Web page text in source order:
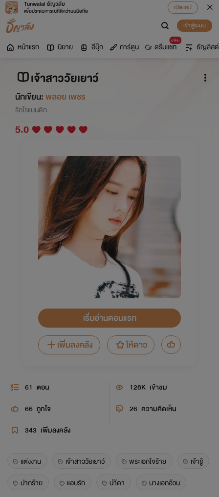
Tunwalai ธัญวลัย
เพื่อประสบการณ์ที่ดีกว่าบนมือถือ
เปิดแอป
เข้าสู่ระบบ
หน้าแรก นิยาย อีบุ๊ก การ์ตูน
มาใหม่
ดรีมแชท ธัญลิสต์
เจ้าสาววัยเยาว์
นักเขียน:พลอย เพชร
รักโรแมนติก
5.0
เริ่มอ่านตอนแรก
เพิ่มลงคลัง
ให้ดาว
61 ตอน 128K เข้าชม
66 ถูกใจ 26 ความคิดเห็น
343 เพิ่มลงคลัง
เเต่งงาน เจ้าสาววัยเยาว์ พระเอกใจร้าย
เจ้าชู้
ปากร้าย
แอบรัก นำ้ตา
นางเอกอ้วน